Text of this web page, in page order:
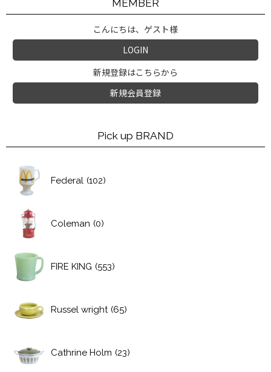
MEMBER
こんにちは、ゲスト様
LOGIN
新規登録はこちらから
新規会員登録
Pick up BRAND
Federal (102)
Coleman (0)
FIRE KING (553)
Russel wright (65)
Cathrine Holm (23)